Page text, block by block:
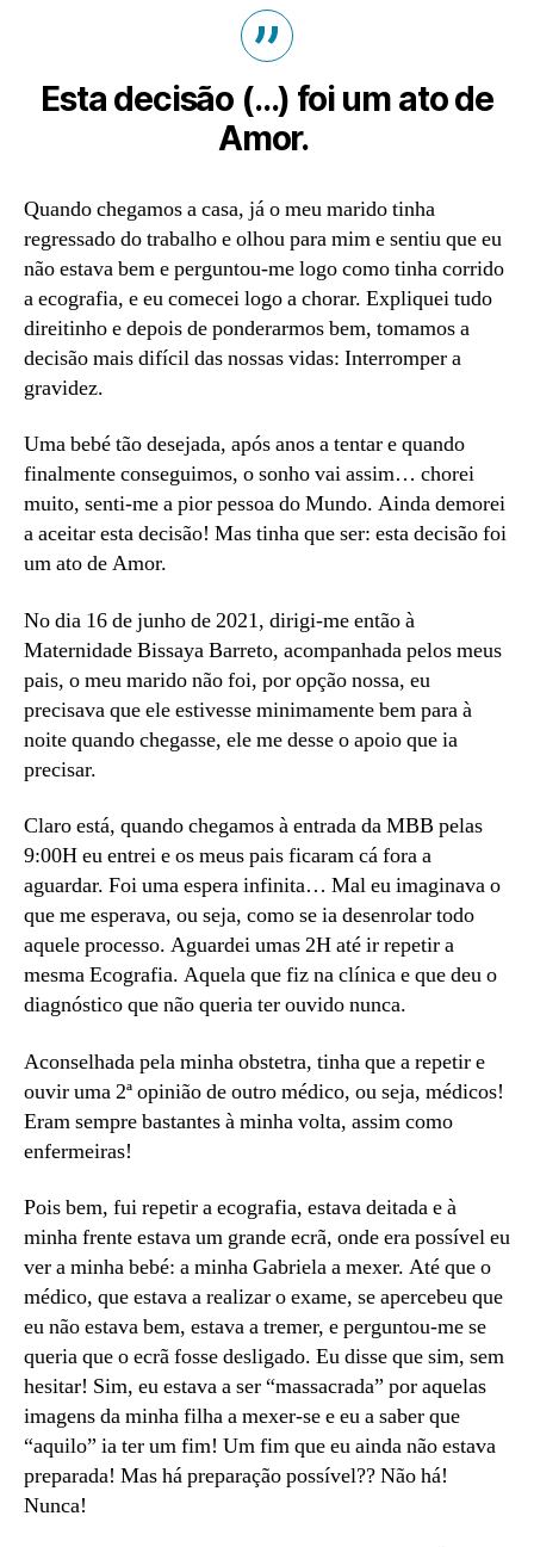
Esta decisão (…) foi um ato de
Amor.
Quando chegamos a casa, já o meu marido tinha
regressado do trabalho e olhou para mim e sentiu que eu
não estava bem e perguntou-me logo como tinha corrido
a ecografia, e eu comecei logo a chorar. Expliquei tudo
direitinho e depois de ponderarmos bem, tomamos a
decisão mais difícil das nossas vidas: Interromper a
gravidez.
Uma bebé tão desejada, após anos a tentar e quando
finalmente conseguimos, o sonho vai assim… chorei
muito, senti-me a pior pessoa do Mundo. Ainda demorei
a aceitar esta decisão! Mas tinha que ser: esta decisão foi
um ato de Amor.
No dia 16 de junho de 2021, dirigi-me então à
Maternidade Bissaya Barreto, acompanhada pelos meus
pais, o meu marido não foi, por opção nossa, eu
precisava que ele estivesse minimamente bem para à
noite quando chegasse, ele me desse o apoio que ia
precisar.
Claro está, quando chegamos à entrada da MBB pelas
9:00H eu entrei e os meus pais ficaram cá fora a
aguardar. Foi uma espera infinita… Mal eu imaginava o
que me esperava, ou seja, como se ia desenrolar todo
aquele processo. Aguardei umas 2H até ir repetir a
mesma Ecografia. Aquela que fiz na clínica e que deu o
diagnóstico que não queria ter ouvido nunca.
Aconselhada pela minha obstetra, tinha que a repetir e
ouvir uma 2ª opinião de outro médico, ou seja, médicos!
Eram sempre bastantes à minha volta, assim como
enfermeiras!
Pois bem, fui repetir a ecografia, estava deitada e à
minha frente estava um grande ecrã, onde era possível eu
ver a minha bebé: a minha Gabriela a mexer. Até que o
médico, que estava a realizar o exame, se apercebeu que
eu não estava bem, estava a tremer, e perguntou-me se
queria que o ecrã fosse desligado. Eu disse que sim, sem
hesitar! Sim, eu estava a ser “massacrada” por aquelas
imagens da minha filha a mexer-se e eu a saber que
“aquilo” ia ter um fim! Um fim que eu ainda não estava
preparada! Mas há preparação possível?? Não há!
Nunca!